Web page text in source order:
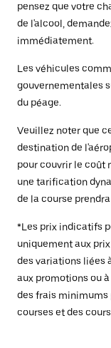
pensez que votre
de l'alcool,
immédiatement.
Les véhicules
gouvernementales
du péage.
Veuillez noter que
destination de
pour couvrir le coût
une tarification
de la course
*Les prix indicatifs
uniquement aux
des variations liées
aux promotions ou
des frais minimums
courses et des